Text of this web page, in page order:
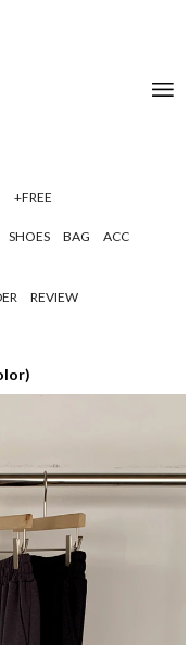
+FREE
SHOES BAG ACC
REVIEW